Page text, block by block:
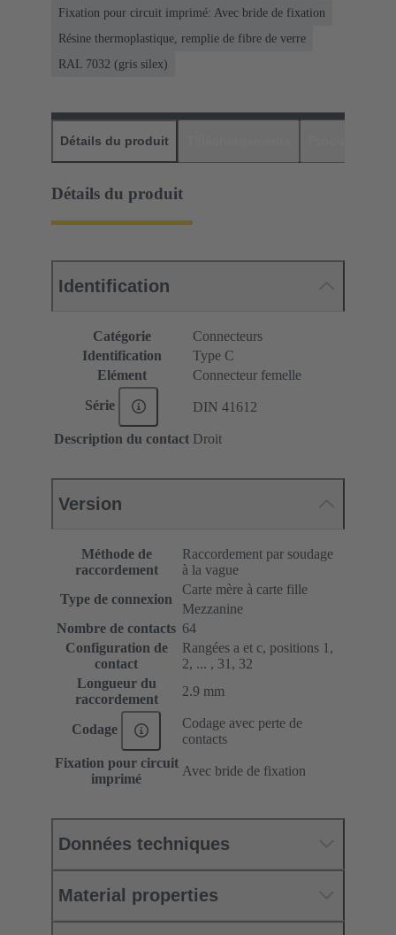
Fixation pour circuit imprimé: Avec bride de fixation
Résine thermoplastique, remplie de fibre de verre
RAL 7032 (gris silex)
Détails du produit
Détails du produit
Identification
Catégorie
Connecteurs
Identification
Type C
Elément
Connecteur femelle
Série DIN 41612
Description du contact Droit
Version
Méthode de
raccordement
Raccordement par soudage
à la vague
Type de connexion
Carte mère à carte fille
Mezzanine
Nombre de contacts 64
Configuration de
contact
Rangées a et c, positions 1,
2, ... , 31, 32
Longueur du
raccordement
2.9 mm
Codage
Codage avec perte de
contacts
Fixation pour circuit
imprimé
Avec bride de fixation
Données techniques
Material properties